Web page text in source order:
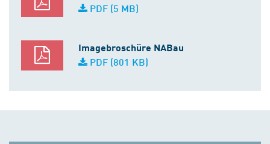
PDF (5 MB)
Imagebroschüre NABau
PDF (801 KB)